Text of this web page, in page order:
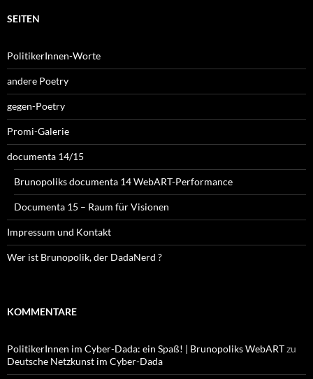
SEITEN
PolitikerInnen-Worte
andere Poetry
gegen-Poetry
Promi-Galerie
documenta 14/15
Brunopoliks documenta 14 WebART-Performance
Documenta 15 – Raum für Visionen
Impressum und Kontakt
Wer ist Brunopolik, der DadaNerd ?
KOMMENTARE
PolitikerInnen im Cyber-Dada: ein Spaß! | Brunopoliks WebARTzu
Deutsche Netzkunst im Cyber-Dada